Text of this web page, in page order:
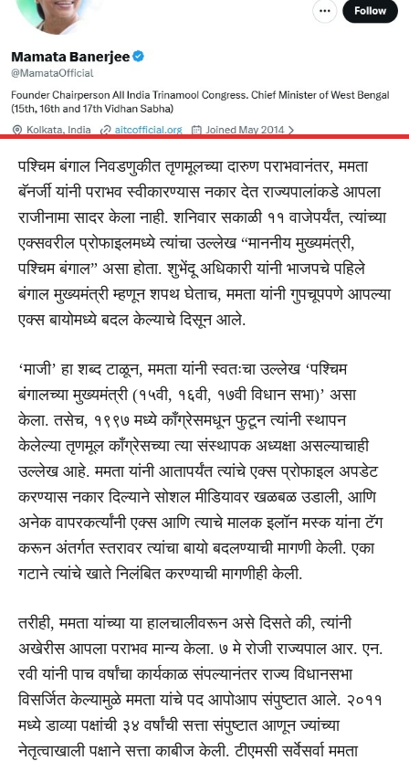
पश्चिम बंगाल निवडणुकीत तृणमूलच्या दारुण पराभवानंतर, ममता
बॅनर्जी यांनी पराभव स्वीकारण्यास नकार देत राज्यपालांकडे आपला
राजीनामा सादर केला नाही. शनिवार सकाळी ११ वाजेपर्यंत, त्यांच्या
एक्सवरील प्रोफाइलमध्ये त्यांचा उल्लेख “माननीय मुख्यमंत्री,
पश्चिम बंगाल” असा होता. शुभेंदू अधिकारी यांनी भाजपचे पहिले
बंगाल मुख्यमंत्री म्हणून शपथ घेताच, ममता यांनी गुपचूपपणे आपल्या
एक्स बायोमध्ये बदल केल्याचे दिसून आले.
‘माजी’ हा शब्द टाळून, ममता यांनी स्वतःचा उल्लेख ‘पश्चिम
बंगालच्या मुख्यमंत्री (१५वी, १६वी, १७वी विधान सभा)’ असा
केला. तसेच, १९९७ मध्ये काँग्रेसमधून फुटून त्यांनी स्थापन
केलेल्या तृणमूल काँग्रेसच्या त्या संस्थापक अध्यक्षा असल्याचाही
उल्लेख आहे. ममता यांनी आतापर्यंत त्यांचे एक्स प्रोफाइल अपडेट
करण्यास नकार दिल्याने सोशल मीडियावर खळबळ उडाली, आणि
अनेक वापरकर्त्यांनी एक्स आणि त्याचे मालक इलॉन मस्क यांना टॅग
करून अंतर्गत स्तरावर त्यांचा बायो बदलण्याची मागणी केली. एका
गटाने त्यांचे खाते निलंबित करण्याची मागणीही केली.
तरीही, ममता यांच्या या हालचालीवरून असे दिसते की, त्यांनी
अखेरीस आपला पराभव मान्य केला. ७ मे रोजी राज्यपाल आर. एन.
रवी यांनी पाच वर्षांचा कार्यकाळ संपल्यानंतर राज्य विधानसभा
विसर्जित केल्यामुळे ममता यांचे पद आपोआप संपुष्टात आले. २०११
मध्ये डाव्या पक्षांची ३४ वर्षांची सत्ता संपुष्टात आणून ज्यांच्या
नेतृत्वाखाली पक्षाने सत्ता काबीज केली. टीएमसी सर्वेसर्वा ममता